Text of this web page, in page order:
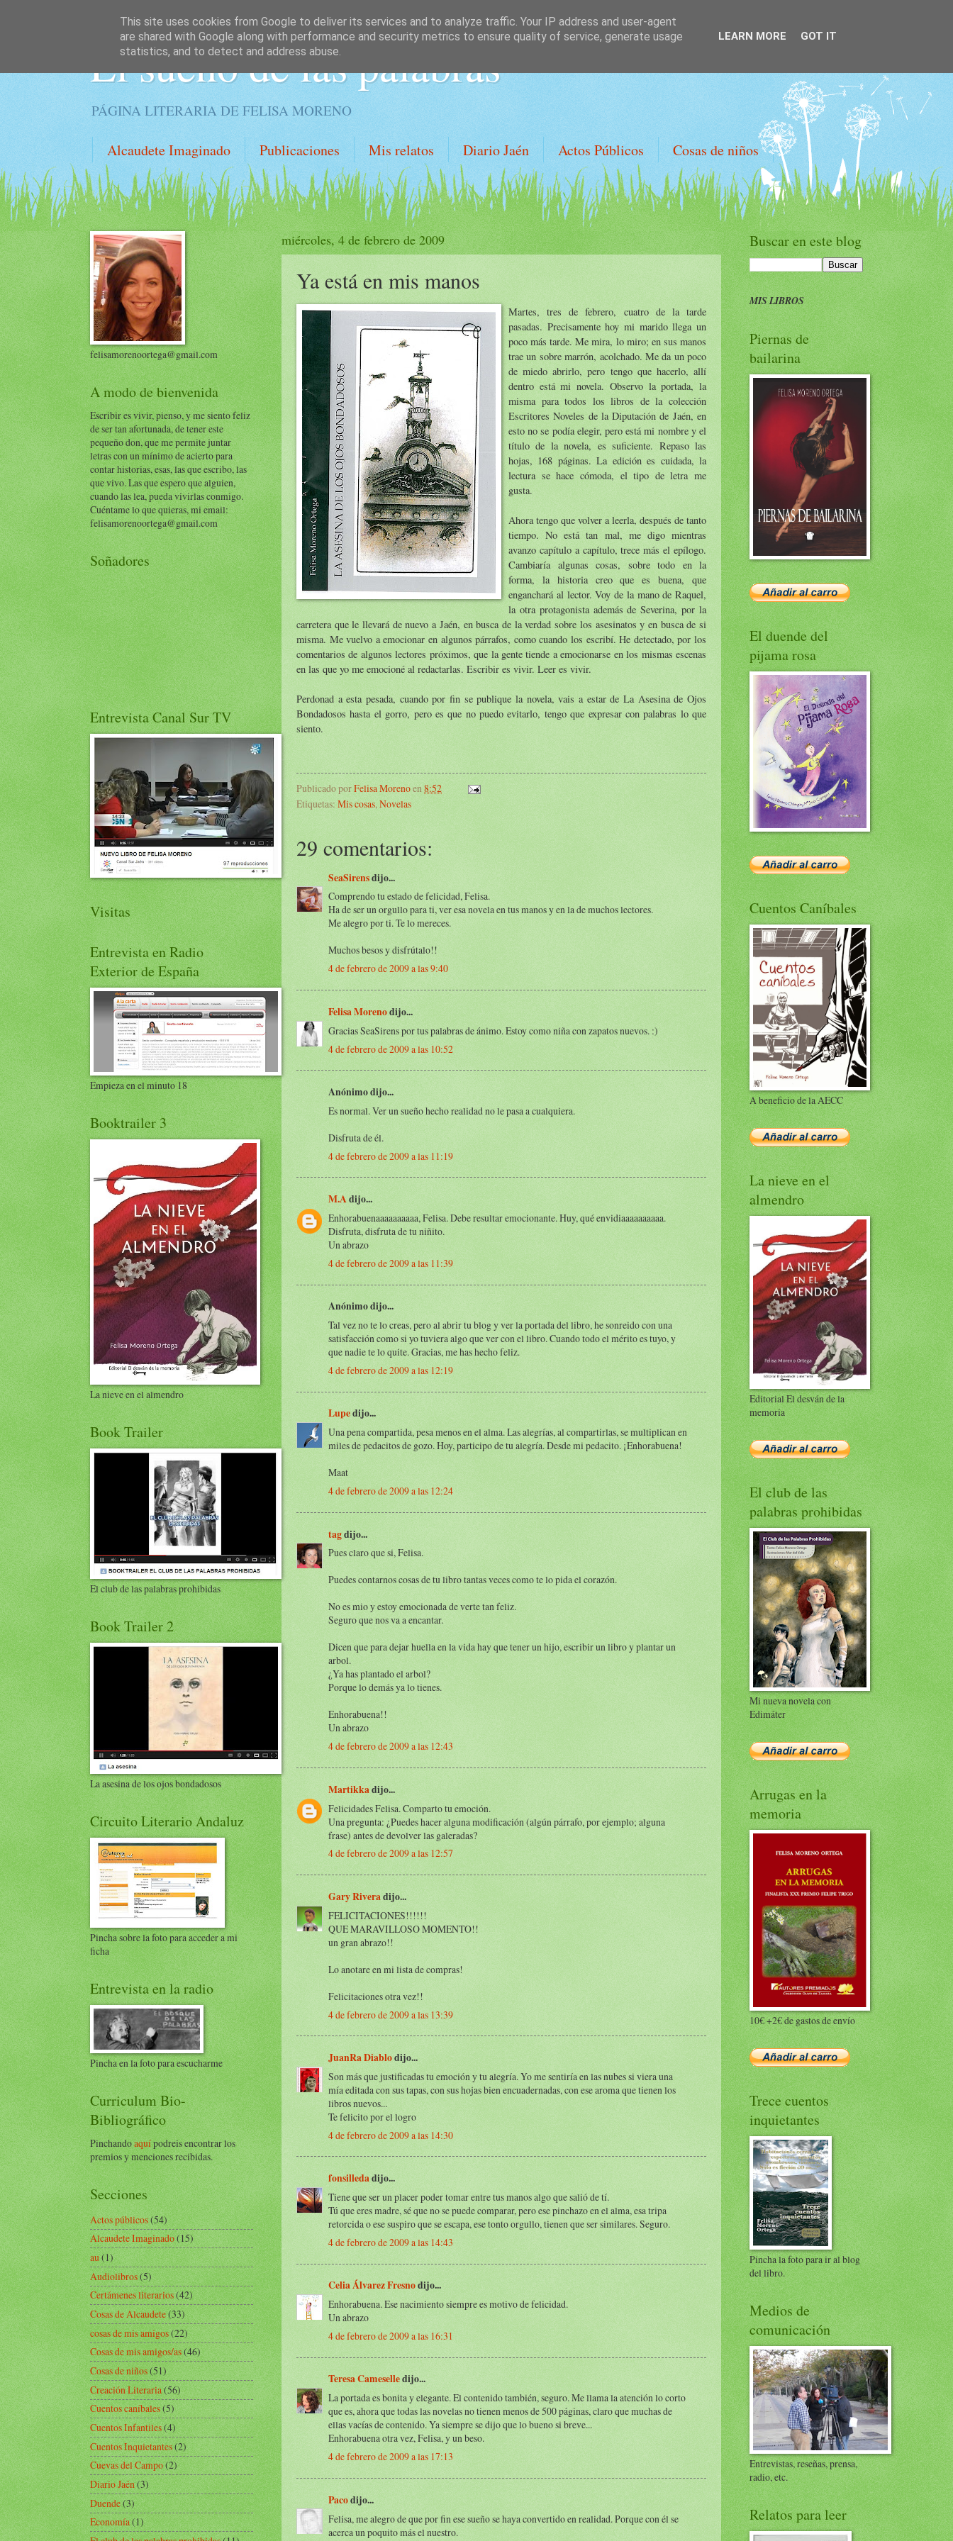
El sueño de las palabras
PÁGINA LITERARIA DE FELISA MORENO
Alcaudete Imaginado Publicaciones Mis relatos Diario Jaén Actos Públicos Cosas de niños
miércoles, 4 de febrero de 2009
Ya está en mis manos
Martes, tres de febrero, cuatro de la tarde
pasadas. Precisamente hoy mi marido llega un
poco más tarde. Me mira, lo miro; en sus manos
trae un sobre marrón, acolchado. Me da un poco
de miedo abrirlo, pero tengo que hacerlo, allí
dentro está mi novela. Observo la portada, la
misma para todos los libros de la colección
Escritores Noveles de la Diputación de Jaén, en
esto no se podía elegir, pero está mi nombre y el
título de la novela, es suficiente. Repaso las
hojas, 168 páginas. La edición es cuidada, la
lectura se hace cómoda, el tipo de letra me
gusta.
Ahora tengo que volver a leerla, después de tanto
tiempo. No está tan mal, me digo mientras
avanzo capítulo a capítulo, trece más el epílogo.
Cambiaría algunas cosas, sobre todo en la
forma, la historia creo que es buena, que
enganchará al lector. Voy de la mano de Raquel,
la otra protagonista además de Severina, por la
carretera que le llevará de nuevo a Jaén, en busca de la verdad sobre los asesinatos y en busca de si
misma. Me vuelvo a emocionar en algunos párrafos, como cuando los escribí. He detectado, por los
comentarios de algunos lectores próximos, que la gente tiende a emocionarse en los mismas escenas
en las que yo me emocioné al redactarlas. Escribir es vivir. Leer es vivir.
Perdonad a esta pesada, cuando por fin se publique la novela, vais a estar de La Asesina de Ojos
Bondadosos hasta el gorro, pero es que no puedo evitarlo, tengo que expresar con palabras lo que
siento.
Publicado porFelisa Morenoen 8:52
Etiquetas: Mis cosas, Novelas
29 comentarios:
SeaSirensdijo...
Comprendo tu estado de felicidad, Felisa.
Ha de ser un orgullo para ti, ver esa novela en tus manos y en la de muchos lectores.
Me alegro por ti. Te lo mereces.
Muchos besos y disfrútalo!!
4 de febrero de 2009 a las 9:40
Felisa Morenodijo...
Gracias SeaSirens por tus palabras de ánimo. Estoy como niña con zapatos nuevos. :)
4 de febrero de 2009 a las 10:52
Anónimo dijo...
Es normal. Ver un sueño hecho realidad no le pasa a cualquiera.
Disfruta de él.
4 de febrero de 2009 a las 11:19
M.Adijo...
Enhorabuenaaaaaaaaaa, Felisa. Debe resultar emocionante. Huy, qué envidiaaaaaaaaaa.
Disfruta, disfruta de tu niñito.
Un abrazo
4 de febrero de 2009 a las 11:39
Anónimo dijo...
Tal vez no te lo creas, pero al abrir tu blog y ver la portada del libro, he sonreido con una
satisfacción como si yo tuviera algo que ver con el libro. Cuando todo el mérito es tuyo, y
que nadie te lo quite. Gracias, me has hecho feliz.
4 de febrero de 2009 a las 12:19
Lupedijo...
Una pena compartida, pesa menos en el alma. Las alegrías, al compartirlas, se multiplican en
miles de pedacitos de gozo. Hoy, participo de tu alegría. Desde mi pedacito. ¡Enhorabuena!
Maat
4 de febrero de 2009 a las 12:24
tagdijo...
Pues claro que si, Felisa.
Puedes contarnos cosas de tu libro tantas veces como te lo pida el corazón.
No es mio y estoy emocionada de verte tan feliz.
Seguro que nos va a encantar.
Dicen que para dejar huella en la vida hay que tener un hijo, escribir un libro y plantar un
arbol.
¿Ya has plantado el arbol?
Porque lo demás ya lo tienes.
Enhorabuena!!
Un abrazo
4 de febrero de 2009 a las 12:43
Martikkadijo...
Felicidades Felisa. Comparto tu emoción.
Una pregunta: ¿Puedes hacer alguna modificación (algún párrafo, por ejemplo; alguna
frase) antes de devolver las galeradas?
4 de febrero de 2009 a las 12:57
Gary Riveradijo...
FELICITACIONES!!!!!!
QUE MARAVILLOSO MOMENTO!!
un gran abrazo!!
Lo anotare en mi lista de compras!
Felicitaciones otra vez!!
4 de febrero de 2009 a las 13:39
JuanRa Diablodijo...
Son más que justificadas tu emoción y tu alegría. Yo me sentiría en las nubes si viera una
mía editada con sus tapas, con sus hojas bien encuadernadas, con ese aroma que tienen los
libros nuevos...
Te felicito por el logro
4 de febrero de 2009 a las 14:30
fonsilledadijo...
Tiene que ser un placer poder tomar entre tus manos algo que salió de tí.
Tú que eres madre, sé que no se puede comparar, pero ese pinchazo en el alma, esa tripa
retorcida o ese suspiro que se escapa, ese tonto orgullo, tienen que ser similares. Seguro.
4 de febrero de 2009 a las 14:43
Celia Álvarez Fresnodijo...
Enhorabuena. Ese nacimiento siempre es motivo de felicidad.
Un abrazo
4 de febrero de 2009 a las 16:31
Teresa Cameselledijo...
La portada es bonita y elegante. El contenido también, seguro. Me llama la atención lo corto
que es, ahora que todas las novelas no tienen menos de 500 páginas, claro que muchas de
ellas vacías de contenido. Ya siempre se dijo que lo bueno si breve...
Enhorabuena otra vez, Felisa, y un beso.
4 de febrero de 2009 a las 17:13
Pacodijo...
Felisa, me alegro de que por fin ese sueño se haya convertido en realidad. Porque con él se
acerca un poquito más el nuestro.
felisamorenoortega@gmail.com
A modo de bienvenida
Escribir es vivir, pienso, y me siento feliz
de ser tan afortunada, de tener este
pequeño don, que me permite juntar
letras con un mínimo de acierto para
contar historias, esas, las que escribo, las
que vivo. Las que espero que alguien,
cuando las lea, pueda vivirlas conmigo.
Cuéntame lo que quieras, mi email:
felisamorenoortega@gmail.com
Soñadores
Entrevista Canal Sur TV
Visitas
Entrevista en Radio
Exterior de España
Empieza en el minuto 18
Booktrailer 3
La nieve en el almendro
Book Trailer
El club de las palabras prohibidas
Book Trailer 2
La asesina de los ojos bondadosos
Circuito Literario Andaluz
Pincha sobre la foto para acceder a mi
ficha
Entrevista en la radio
Pincha en la foto para escucharme
Curriculum Bio-
Bibliográfico
Pinchandoaquípodreis encontrar los
premios y menciones recibidas.
Secciones
Actos públicos(54)
Alcaudete Imaginado(15)
au(1)
Audiolibros(5)
Certámenes literarios(42)
Cosas de Alcaudete(33)
cosas de mis amigos(22)
Cosas de mis amigos/as(46)
Cosas de niños(51)
Creación Literaria(56)
Cuentos caníbales(5)
Cuentos Infantiles(4)
Cuentos Inquietantes(2)
Cuevas del Campo(2)
Diario Jaén(3)
Duende(3)
Economía(1)
Buscar en este blog
MIS LIBROS
Piernas de
bailarina
El duende del
pijama rosa
Cuentos Caníbales
A beneficio de la AECC
La nieve en el
almendro
Editorial El desván de la
memoria
El club de las
palabras prohibidas
Mi nueva novela con
Edimáter
Arrugas en la
memoria
10€ +2€ de gastos de envío
Trece cuentos
inquietantes
Pincha la foto para ir al blog
del libro.
Medios de
comunicación
Entrevistas, reseñas, prensa,
radio, etc.
Relatos para leer
This site uses cookies from Google to deliver its services and to analyze traffic. Your IP address and user-agent
are shared with Google along with performance and security metrics to ensure quality of service, generate usage
statistics, and to detect and address abuse.
LEARN MORE GOT IT